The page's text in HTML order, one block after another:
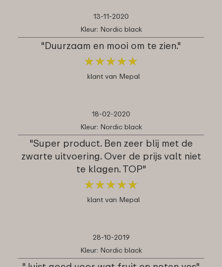
13-11-2020
Kleur: Nordic black
"Duurzaam en mooi om te zien."
★★★★★
★★★★★
klant van Mepal
18-02-2020
Kleur: Nordic black
"Super product. Ben zeer blij met de
zwarte uitvoering. Over de prijs valt niet
te klagen. TOP"
★★★★★
★★★★★
klant van Mepal
28-10-2019
Kleur: Nordic black